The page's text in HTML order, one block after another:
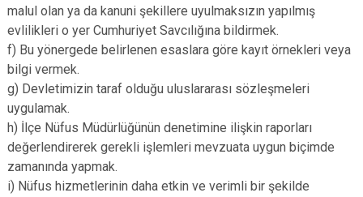
malul olan ya da kanuni şekillere uyulmaksızın yapılmış
evlilikleri o yer Cumhuriyet Savcılığına bildirmek.
f) Bu yönergede belirlenen esaslara göre kayıt örnekleri veya
bilgi vermek.
g) Devletimizin taraf olduğu uluslararası sözleşmeleri
uygulamak.
h) İlçe Nüfus Müdürlüğünün denetimine ilişkin raporları
değerlendirerek gerekli işlemleri mevzuata uygun biçimde
zamanında yapmak.
i) Nüfus hizmetlerinin daha etkin ve verimli bir şekilde